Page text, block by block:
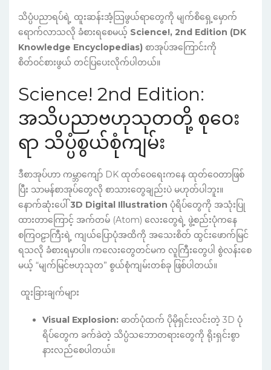
သိပ္ပံပညာရပ်ရဲ့ ထူးဆန်းအံ့သြဖွယ်ရာတွေကို မျက်စိရှေ့မှောက်
ရောက်လာသလို ခံစားရစေမယ့် Science!, 2nd Edition (DK
Knowledge Encyclopedias) စာအုပ်အကြောင်းကို
စိတ်ဝင်စားဖွယ် တင်ပြပေးလိုက်ပါတယ်။
Science! 2nd Edition:
အသိပညာဗဟုသုတတို့ စုဝေး
ရာ သိပ္ပံစွယ်စုံကျမ်း
ဒီစာအုပ်ဟာ ကမ္ဘာကျော် DK ထုတ်ဝေရေးကနေ ထုတ်ဝေတာဖြစ်
ပြီး သာမန်စာအုပ်တွေလို စာသားတွေချည်းပဲ မဟုတ်ပါဘူး။
နောက်ဆုံးပေါ် 3D Digital Illustration ပုံရိပ်တွေကို အသုံးပြု
ထားတာကြောင့် အက်တမ် (Atom) လေးတွေရဲ့ ဖွဲ့စည်းပုံကနေ
စကြဝဠာကြီးရဲ့ ကျယ်ပြောပုံအထိကို အသေးစိတ် ထွင်းဖောက်မြင်
ရသလို ခံစားရမှာပါ။ ကလေးတွေတင်မက လူကြီးတွေပါ စွဲလန်းစေ
မယ့် “မျက်မြင်ဗဟုသုတ” စွယ်စုံကျမ်းတစ်ခု ဖြစ်ပါတယ်။
ထူးခြားချက်များ
Visual Explosion: ဓာတ်ပုံထက် ပိုမိုရှင်းလင်းတဲ့ 3D ပုံ
ရိပ်တွေက ခက်ခဲတဲ့ သိပ္ပံသဘောတရားတွေကို ရိုးရှင်းစွာ
နားလည်စေပါတယ်။